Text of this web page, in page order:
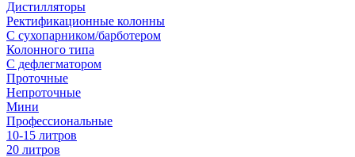
Дистилляторы
Ректификационные колонны
С сухопарником/барботером
Колонного типа
С дефлегматором
Проточные
Непроточные
Мини
Профессиональные
10-15 литров
20 литров